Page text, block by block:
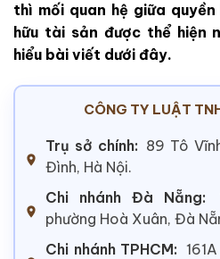
thì mối quan hệ giữa
hữu tài sản được thể hiện
hiểu bài viết dưới đây.
CÔNG TY LUẬT
Trụ sở chính: 89 Tô
Đình, Hà Nội.
Chi nhánh Đà Nẵng:
phường Hoà Xuân, Đà
Chi nhánh TPHCM: